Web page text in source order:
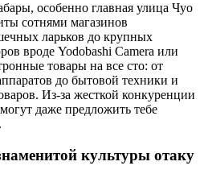
особенно главная улица Чуо
сотнями магазинов
ларьков до крупных
вроде Yodobashi Camera или
товары на все сто: от
до бытовой техники и
Из-за жесткой конкуренции
даже предложить тебе
культуры отаку